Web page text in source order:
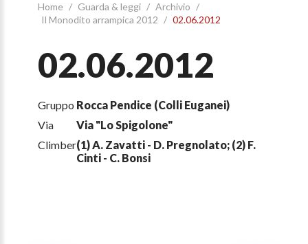
Home / Guarda & leggi / Archivio /
Il Monodito arrampica 2012 / 02.06.2012
02.06.2012
Gruppo Rocca Pendice (Colli Euganei)
Via
Via "Lo Spigolone"
Climber(1) A. Zavatti - D. Pregnolato; (2) F.
Cinti - C. Bonsi